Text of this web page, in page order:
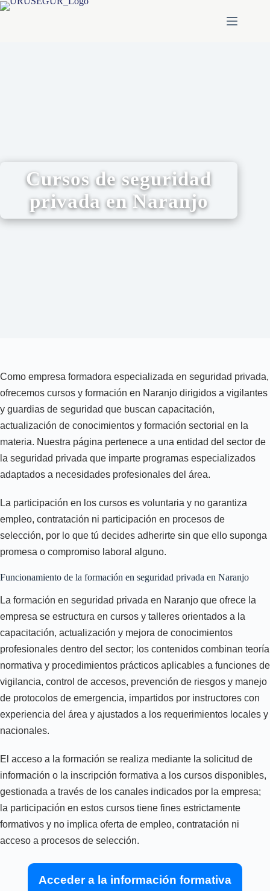
Cursos de seguridad
privada en Naranjo
Como empresa formadora especializada en seguridad privada,
ofrecemos cursos y formación en Naranjo dirigidos a vigilantes
y guardias de seguridad que buscan capacitación,
actualización de conocimientos y formación sectorial en la
materia. Nuestra página pertenece a una entidad del sector de
la seguridad privada que imparte programas especializados
adaptados a necesidades profesionales del área.
La participación en los cursos es voluntaria y no garantiza
empleo, contratación ni participación en procesos de
selección, por lo que tú decides adherirte sin que ello suponga
promesa o compromiso laboral alguno.
Funcionamiento de la formación en seguridad privada en Naranjo
La formación en seguridad privada en Naranjo que ofrece la
empresa se estructura en cursos y talleres orientados a la
capacitación, actualización y mejora de conocimientos
profesionales dentro del sector; los contenidos combinan teoría
normativa y procedimientos prácticos aplicables a funciones de
vigilancia, control de accesos, prevención de riesgos y manejo
de protocolos de emergencia, impartidos por instructores con
experiencia del área y ajustados a los requerimientos locales y
nacionales.
El acceso a la formación se realiza mediante la solicitud de
información o la inscripción formativa a los cursos disponibles,
gestionada a través de los canales indicados por la empresa;
la participación en estos cursos tiene fines estrictamente
formativos y no implica oferta de empleo, contratación ni
acceso a procesos de selección.
Acceder a la información formativa